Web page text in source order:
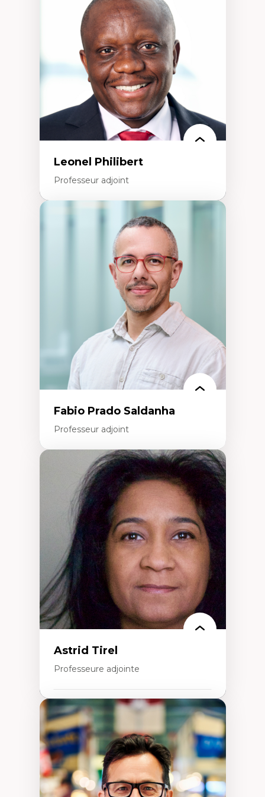
Théorie et pratiques en conservation de
l'environnement bâti
Conception de projet en milieu existant
Analyse critique en architecture et
enseignement du design architectural et
urbain
Leonel Philibert
Professeur adjoint
Santé mondiale
Femme en contexte de pauvreté
Participation citoyenne
Inégalités sociales santé
Santé de la reproduction
Développement durable
Fabio Prado Saldanha
Professeur adjoint
Expertises
Innovation sociale
Technologies sociales
Entrepreneuriat social et collectif
Approches critiques et décoloniales
Discours, récits et narratologie en
management
Transformation socioéconomique des
communautés marginalisées
Politiques d’inclusion et économie solidaire
Études organisationnelles critiques
Créativité et management culturel
Méthodologies qualitatives
Astrid Tirel
Professeure adjointe
Expertises
Art
Anti-discrimination
Décolonisation de l’enseignement, de la
recherche, des institutions administratives
et syndicales
Pluralisme épistémologique et
francophonie
Culture